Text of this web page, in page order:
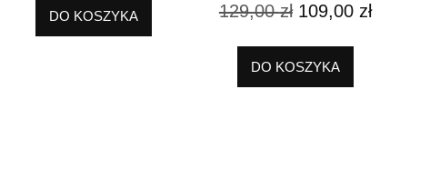
DO KOSZYKA 129,00zł 109,00 zł
DO KOSZYKA